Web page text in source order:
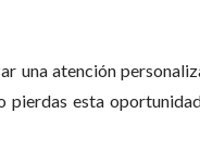
una atención
esta